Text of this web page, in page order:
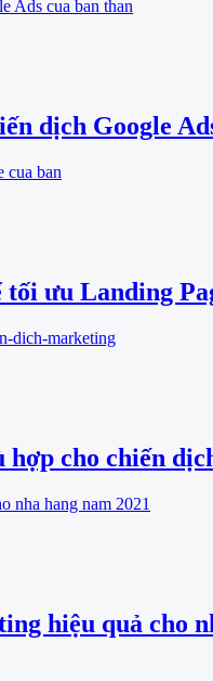
dịch Google
ưu Landing
hợp cho chiến
hiệu quả cho